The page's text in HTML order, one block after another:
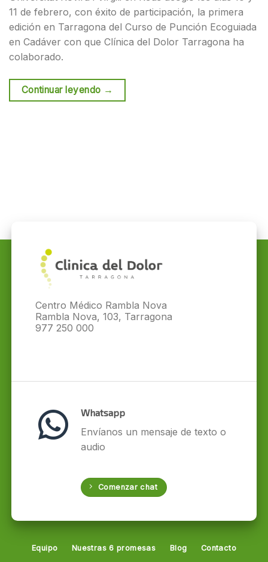
11 de febrero, con éxito de participación, la primera
edición en Tarragona del Curso de Punción Ecoguiada
en Cadáver con que Clínica del Dolor Tarragona ha
colaborado.
Continuar leyendo →
Centro Médico Rambla Nova
Rambla Nova, 103, Tarragona
977 250 000
Whatsapp
Envíanos un mensaje de texto o
audio
Comenzar chat
Equipo Nuestras 6 promesas Blog Contacto